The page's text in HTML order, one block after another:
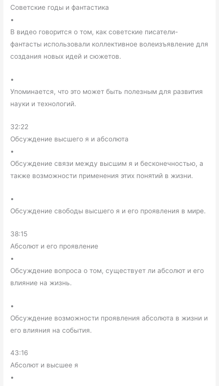
Советские годы и фантастика
•
В видео говорится о том, как советские писатели-
фантасты использовали коллективное волеизъявление для
создания новых идей и сюжетов.
•
Упоминается, что это может быть полезным для развития
науки и технологий.
32:22
Обсуждение высшего я и абсолюта
•
Обсуждение связи между высшим я и бесконечностью, а
также возможности применения этих понятий в жизни.
•
Обсуждение свободы высшего я и его проявления в мире.
38:15
Абсолют и его проявление
•
Обсуждение вопроса о том, существует ли абсолют и его
влияние на жизнь.
•
Обсуждение возможности проявления абсолюта в жизни и
его влияния на события.
43:16
Абсолют и высшее я
•